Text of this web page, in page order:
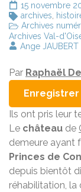
15 novembre
archives
Archives
Archives Val-
Ange JAUBERT
Par Raphaël
Enregistrer
Ils ont pris leur
Le château de
demeure ayant
Princes de
depuis bientôt
réhabilitation,